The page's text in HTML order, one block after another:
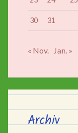
30 31
« Nov. Jan. »
Archiv